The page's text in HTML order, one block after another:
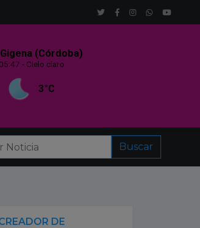
Buscar
LA CANCIÓN OFICIAL PARA SU VISITA